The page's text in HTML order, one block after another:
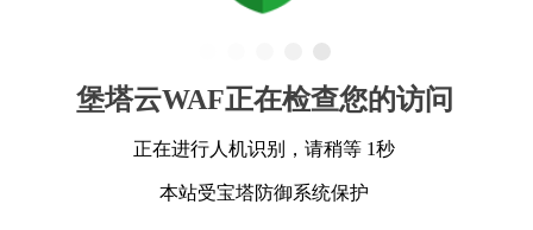
堡塔云WAF正在检查您的访问
正在进行人机识别，请稍等 1秒
本站受宝塔防御系统保护